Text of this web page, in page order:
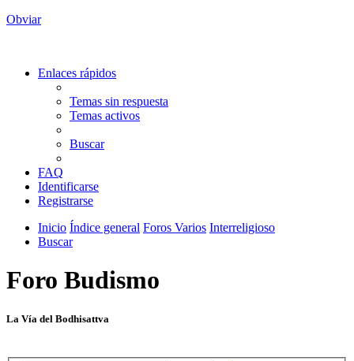
Obviar
Enlaces rápidos
Temas sin respuesta
Temas activos
Buscar
FAQ
Identificarse
Registrarse
Inicio Índice general Foros Varios Interreligioso
Buscar
Foro Budismo
La Vía del Bodhisattva